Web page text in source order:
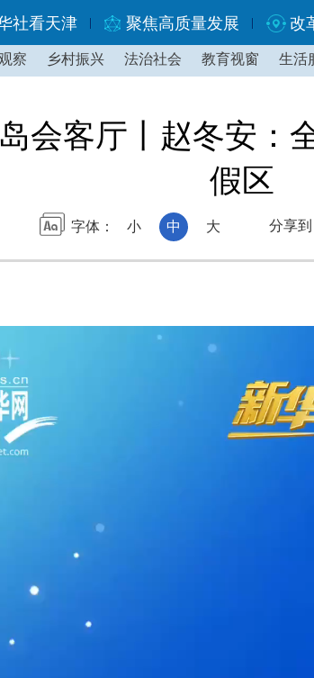
社看天津 聚焦高质量发展 改
察 乡村振兴 法治社会 教育视窗 生活
会客厅丨赵冬安：
假区
字体： 小 中 大 分享到